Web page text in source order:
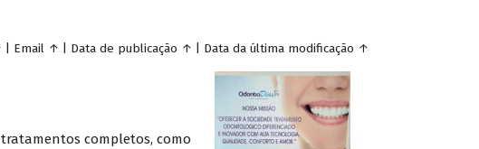
Email ↑ Data de publicação ↑ Data da última modificação ↑
completos, como